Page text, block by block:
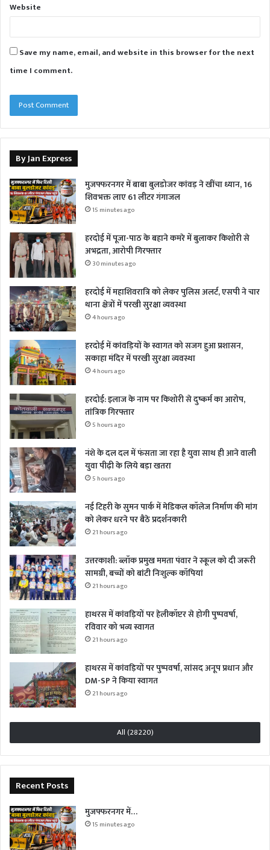
Website
Save my name, email, and website in this browser for the next
time I comment.
By Jan Express
मुजफ्फरनगर में बाबा बुलडोजर कांवड़ ने खींचा ध्यान, 16
शिवभक्त लाए 61 लीटर गंगाजल
15 minutes ago
हरदोई में पूजा-पाठ के बहाने कमरे में बुलाकर किशोरी से
अभद्रता, आरोपी गिरफ्तार
30 minutes ago
हरदोई में महाशिवरात्रि को लेकर पुलिस अलर्ट, एसपी ने चार
थाना क्षेत्रों में परखी सुरक्षा व्यवस्था
4 hours ago
हरदोई में कांवड़ियों के स्वागत को सजग हुआ प्रशासन,
सकाहा मंदिर में परखी सुरक्षा व्यवस्था
4 hours ago
हरदोई: इलाज के नाम पर किशोरी से दुष्कर्म का आरोप,
तांत्रिक गिरफ्तार
5 hours ago
नंशे के दल दल में फंसता जा रहा है युवा साथ ही आने वाली
युवा पीढ़ी के लिये बड़ा खतरा
5 hours ago
नई टिहरी के सुमन पार्क में मेडिकल कॉलेज निर्माण की मांग
को लेकर धरने पर बैठे प्रदर्शनकारी
21 hours ago
उत्तरकाशी: ब्लॉक प्रमुख ममता पंवार ने स्कूल को दी जरूरी
सामग्री, बच्चों को बांटी निःशुल्क कॉपियां
21 hours ago
हाथरस में कांवड़ियों पर हेलीकॉप्टर से होगी पुष्पवर्षा,
रविवार को भव्य स्वागत
21 hours ago
हाथरस में कांवड़ियों पर पुष्पवर्षा, सांसद अनूप प्रधान और
DM-SP ने किया स्वागत
21 hours ago
All (28220)
Recent Posts
मुजफ्फरनगर में…
15 minutes ago